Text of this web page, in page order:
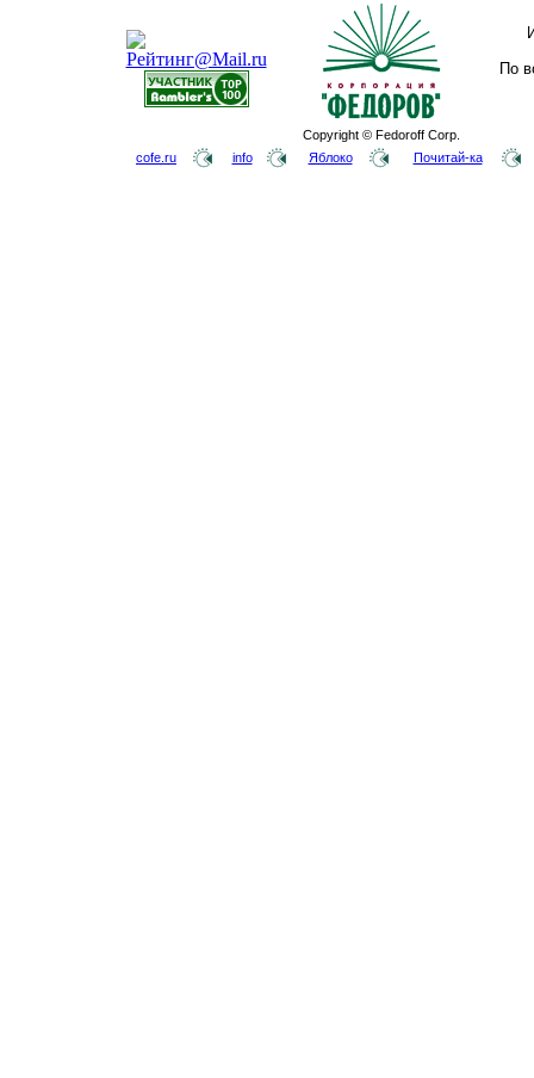
Copyright © Fedoroff Corp.
По
cofe.ru info Яблоко Почитай-ка